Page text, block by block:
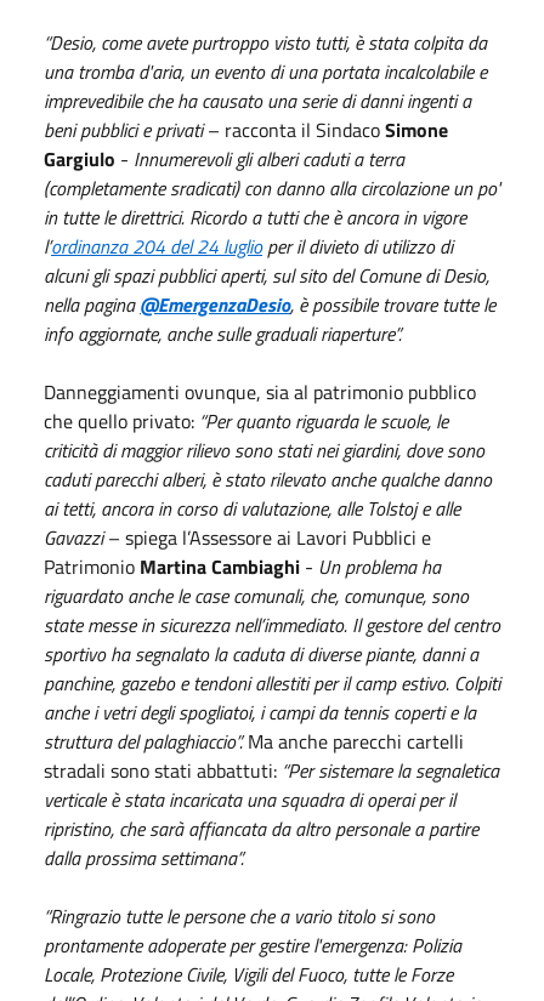
“Desio, come avete purtroppo visto tutti, è stata colpita da
una tromba d'aria, un evento di una portata incalcolabile e
imprevedibile che ha causato una serie di danni ingenti a
beni pubblici e privati– racconta il SindacoSimone
Gargiulo - Innumerevoli gli alberi caduti a terra
(completamente sradicati) con danno alla circolazione un po'
in tutte le direttrici. Ricordo a tutti che è ancora in vigore
l’ordinanza 204 del 24 luglioper il divieto di utilizzo di
alcuni gli spazi pubblici aperti, sul sito del Comune di Desio,
nella pagina@EmergenzaDesio, è possibile trovare tutte le
info aggiornate, anche sulle graduali riaperture”.
Danneggiamenti ovunque, sia al patrimonio pubblico
che quello privato: “Per quanto riguarda le scuole, le
criticità di maggior rilievo sono stati nei giardini, dove sono
caduti parecchi alberi, è stato rilevato anche qualche danno
ai tetti, ancora in corso di valutazione, alle Tolstoj e alle
Gavazzi– spiega l’Assessore ai Lavori Pubblici e
Patrimonio Martina Cambiaghi - Un problema ha
riguardato anche le case comunali, che, comunque, sono
state messe in sicurezza nell’immediato. Il gestore del centro
sportivo ha segnalato la caduta di diverse piante, danni a
panchine, gazebo e tendoni allestiti per il camp estivo. Colpiti
anche i vetri degli spogliatoi, i campi da tennis coperti e la
struttura del palaghiaccio”.Ma anche parecchi cartelli
stradali sono stati abbattuti: “Per sistemare la segnaletica
verticale è stata incaricata una squadra di operai per il
ripristino, che sarà affiancata da altro personale a partire
dalla prossima settimana”.
“Ringrazio tutte le persone che a vario titolo si sono
prontamente adoperate per gestire l'emergenza: Polizia
Locale, Protezione Civile, Vigili del Fuoco, tutte le Forze